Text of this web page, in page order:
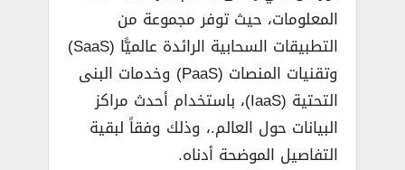
المعلومات، حيث توفر مجموعة من
التطبيقات السحابية الرائدة عالميًّا (SaaS)
وتقنيات المنصات (PaaS) وخدمات البنى
التحتية (IaaS)، باستخدام أحدث مراكز
البيانات حول العالم.، وذلك وفقاً لبقية
التفاصيل الموضحة أدناه.